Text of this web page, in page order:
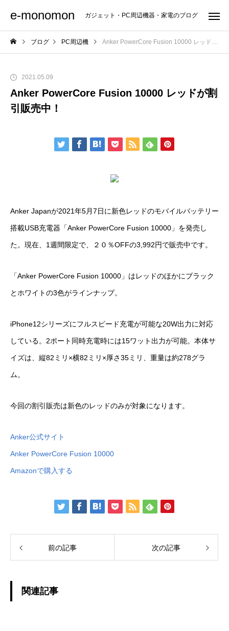
e-monomon ガジェット・PC周辺機器・家電のブログ
ブログ PC周辺機 Anker PowerCore Fusion 10000 レッドが割引販売中！
2021.05.09
Anker PowerCore Fusion 10000 レッドが割
引販売中！
Anker Japanが2021年5月7日に新色レッドのモバイルバッテリー
搭載USB充電器「Anker PowerCore Fusion 10000」を発売し
た。現在、1週間限定で、２０％OFFの3,992円で販売中です。
「Anker PowerCore Fusion 10000」はレッドのほかにブラック
とホワイトの3色がラインナップ。
iPhone12シリーズにフルスピード充電が可能な20W出力に対応
している。2ポート同時充電時には15ワット出力が可能。本体サ
イズは、縦82ミリ×横82ミリ×厚さ35ミリ、重量は約278グラ
ム。
今回の割引販売は新色のレッドのみが対象になります。
Anker公式サイト
Anker PowerCore Fusion 10000
Amazonで購入する
前の記事 次の記事
関連記事